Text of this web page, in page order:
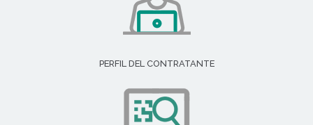
PERFIL DEL CONTRATANTE